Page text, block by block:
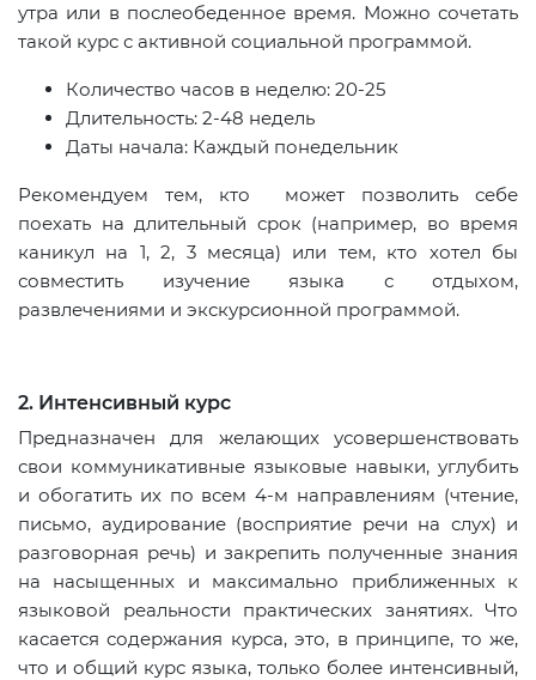
утра или в послеобеденное время. Можно сочетать
такой курс с активной социальной программой.
Количество часов в неделю: 20-25
Длительность: 2-48 недель
Даты начала: Каждый понедельник
Рекомендуем тем, кто может позволить себе
поехать на длительный срок (например, во время
каникул на 1, 2, 3 месяца) или тем, кто хотел бы
совместить изучение языка с отдыхом,
развлечениями и экскурсионной программой.
2. Интенсивный курс
Предназначен для желающих усовершенствовать
свои коммуникативные языковые навыки, углубить
и обогатить их по всем 4-м направлениям (чтение,
письмо, аудирование (восприятие речи на слух) и
разговорная речь) и закрепить полученные знания
на насыщенных и максимально приближенных к
языковой реальности практических занятиях. Что
касается содержания курса, это, в принципе, то же,
что и общий курс языка, только более интенсивный,